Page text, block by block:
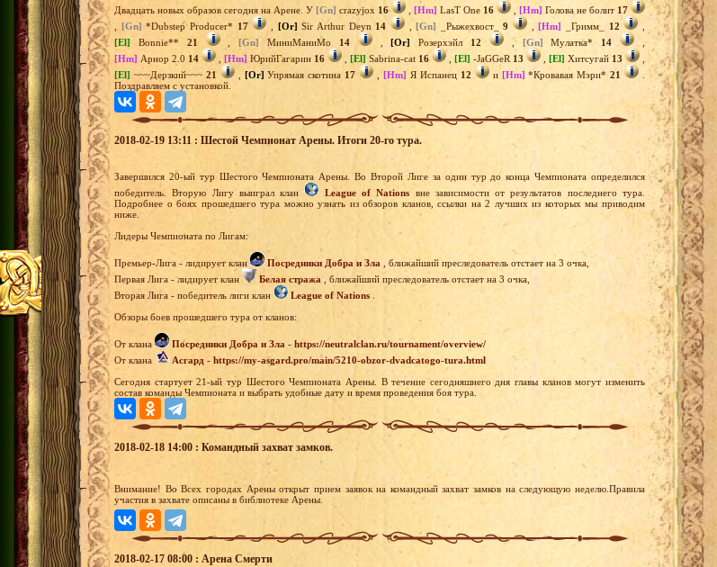
Двадцать новых образов сегодня на Арене. У [Gn] crazyjox 16 [Hm] LasT One 16 [Hm] Голова не болит 17
[Gn] *Dubstep Producer* 17 [Or] Sir Arthur Deyn 14 , [Gn] _Рыжехвост_9 [Hm] _Гримм_ 12
[El]
Bonnie** 21 , [Gn] МиниМаниМо 14 , [Or] Розерхэйл 12 , [Gn] Мулатка* 14
[Hm] Арнор 2.0 14 [Hm] ЮрийГагарин 16 [El] Sabrina-cat 16 [El] -JaGGeR 13 [El] Хитсугай13
[El] ~~~Дерзкий~~~ 21 , [Or] Упрямая скотина 17 [Hm] Я Испанец 12 и [Hm] *Кровавая Мэри*21
Поздравляем с установкой.
2018-02-19 13:11 : Шестой Чемпионат Арены. Итоги 20-го тура.
Завершился 20-ый тур Шестого Чемпионата Арены. Во Второй Лиге за один тур до конца Чемпионата определился
победитель. Вторую Лигу выиграл клан
League of Nations вне зависимости от результатов последнего тура.
Подробнее о боях прошедшего тура можно узнать из обзоров кланов, ссылки на 2 лучших из которых мы приводим
ниже.
Лидеры Чемпионата по Лигам:
Премьер-Лига - лидирует клан Посредники Добра и Зла , ближайший преследователь отстает на 3 очка,
Первая Лига - лидирует клан
Белая стража , ближайший преследователь отстает на 3 очка,
Вторая Лига - победитель лиги клан
League of Nations
Обзоры боев прошедшего тура от кланов:
От клана Посредники Добра и Зла - https://neutralclan.ru/tournament/overview/
От клана
Асгард - https://my-asgard.pro/main/5210-obzor-dvadcatogo-tura.html
Сегодня стартует 21-ый тур Шестого Чемпионата Арены. В течение сегодняшнего дня главы кланов могут изменить
состав команды Чемпионата и выбрать удобные дату и время проведения боя тура.
2018-02-18 14:00 : Командный захват замков.
Внимание! Во Всех городах Арены открыт прием заявок на командный захват замков на следующую неделю.Правила
участия в захвате описаны в библиотеке Арены.
2018-02-17 08:00 : Арена Смерти